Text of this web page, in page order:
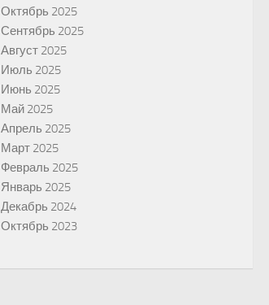
Октябрь 2025
Сентябрь 2025
Август 2025
Июль 2025
Июнь 2025
Май 2025
Апрель 2025
Март 2025
Февраль 2025
Январь 2025
Декабрь 2024
Октябрь 2023